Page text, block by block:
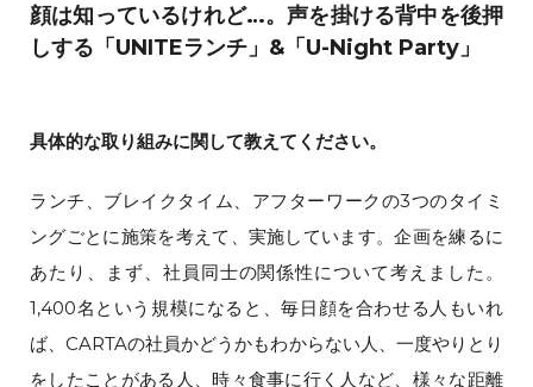
顔は知っているけれど…。声を掛ける背中を後押
しする「UNITEランチ」&「U-Night Party」
具体的な取り組みに関して教えてください。
ランチ、ブレイクタイム、アフターワークの3つのタイミ
ングごとに施策を考えて、実施しています。企画を練るに
あたり、まず、社員同士の関係性について考えました。
1,400名という規模になると、毎日顔を合わせる人もいれ
ば、CARTAの社員かどうかもわからない人、一度やりとり
をしたことがある人、時々食事に行く人など、様々な距離